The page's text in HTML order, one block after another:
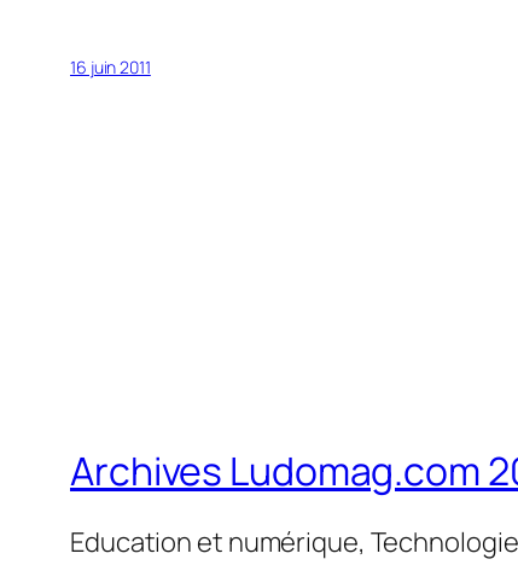
16 juin 2011
Archives Ludomag.com
Education et numérique,